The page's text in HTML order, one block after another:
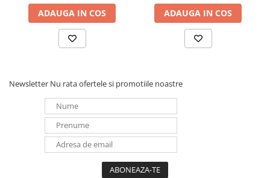
Încărcare: -15°C până la 40°C
Utilizări:
Acest acumulator este ideal pentru:
Sisteme UPS (surse neîntrerupte de alimentare)
Barci electrice
Avantaje:
Fără întreținere necesară
Capacitate de stocare a energiei pe termen lung
Eficiență ridicată la descărcare
Tehnologie AGM (Absorbent Glass Mat) pentru o recombinare
ADAUGA IN COS ADAUGA IN COS
Newsletter Nu rata ofertele si promotiile noastre